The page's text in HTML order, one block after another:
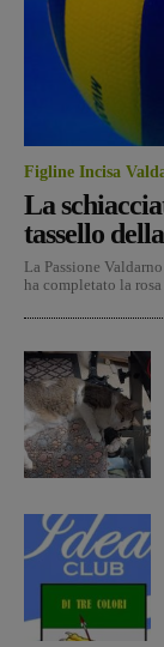
Figline Incisa
La
tassello
La Passione
ha completato la